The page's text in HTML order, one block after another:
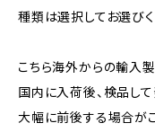
種類は選択してお選びく
こちら海外からの輸入製
国内に入荷後、検品し
大幅に前後する場合がご